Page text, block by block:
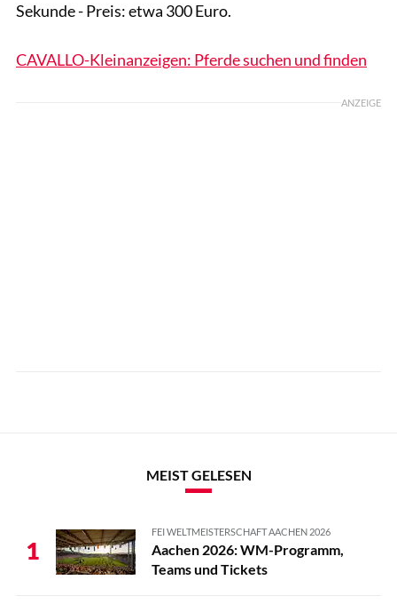
Sekunde - Preis: etwa 300 Euro.
CAVALLO-Kleinanzeigen: Pferde suchen und finden
ANZEIGE
MEIST GELESEN
1
FEI WELTMEISTERSCHAFT AACHEN 2026
Aachen 2026: WM-Programm,
Teams und Tickets